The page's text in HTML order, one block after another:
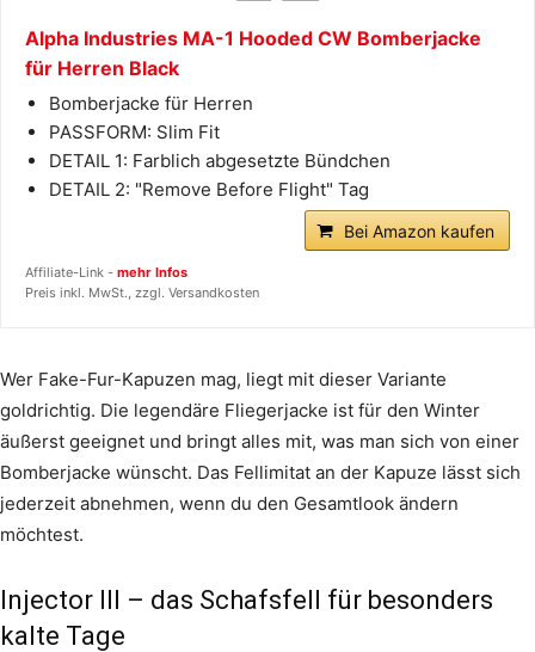
Alpha Industries MA-1 Hooded CW Bomberjacke
für Herren Black
Bomberjacke für Herren
PASSFORM: Slim Fit
DETAIL 1: Farblich abgesetzte Bündchen
DETAIL 2: "Remove Before Flight" Tag
Bei Amazon kaufen
Affiliate-Link - mehr Infos
Preis inkl. MwSt., zzgl. Versandkosten
Wer Fake-Fur-Kapuzen mag, liegt mit dieser Variante
goldrichtig. Die legendäre Fliegerjacke ist für den Winter
äußerst geeignet und bringt alles mit, was man sich von einer
Bomberjacke wünscht. Das Fellimitat an der Kapuze lässt sich
jederzeit abnehmen, wenn du den Gesamtlook ändern
möchtest.
Injector III – das Schafsfell für besonders
kalte Tage